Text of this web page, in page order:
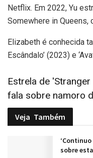
Netflix. Em 2022, Yu
Somewhere in Queens,
Elizabeth é conhecida
Escândalo’ (2023) e
Estrela de
fala sobre namoro
Veja Também
sobre